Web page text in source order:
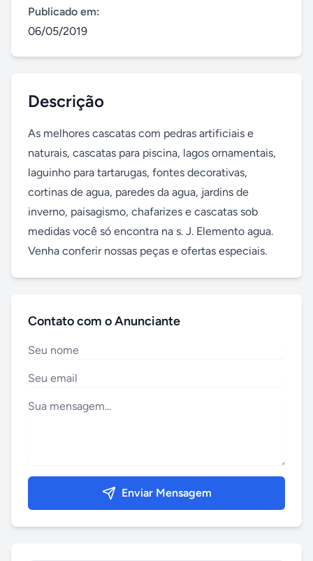
Publicado em:
06/05/2019
Descrição
As melhores cascatas com pedras artificiais e
naturais, cascatas para piscina, lagos ornamentais,
laguinho para tartarugas, fontes decorativas,
cortinas de agua, paredes da agua, jardins de
inverno, paisagismo, chafarizes e cascatas sob
medidas você só encontra na s. J. Elemento agua.
Venha conferir nossas peças e ofertas especiais.
Contato com o Anunciante
Enviar Mensagem